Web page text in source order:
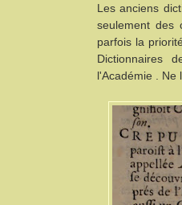
Les anciens
seulement des
parfois la
Dictionnaires
l'Académie .